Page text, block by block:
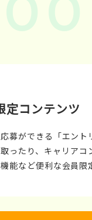
定コンテンツ
募ができる「エント
ったり、キャリアコ
能など便利な会員限